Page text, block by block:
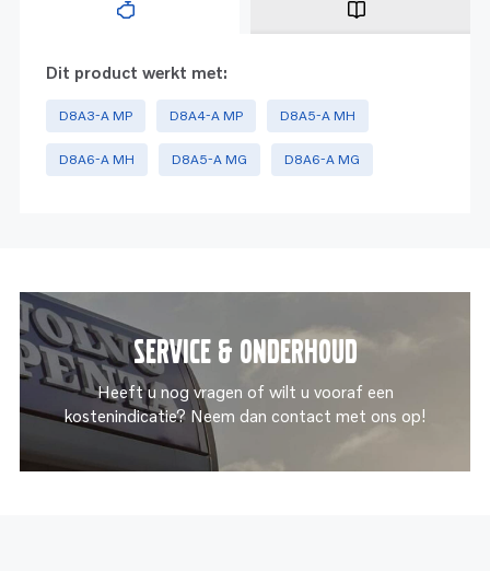
Dit product werkt met:
D8A3-A MP D8A4-A MP D8A5-A MH
D8A6-A MH D8A5-A MG D8A6-A MG
Service & onderhoud
Heeft u nog vragen of wilt u vooraf een
kostenindicatie? Neem dan contact met ons op!